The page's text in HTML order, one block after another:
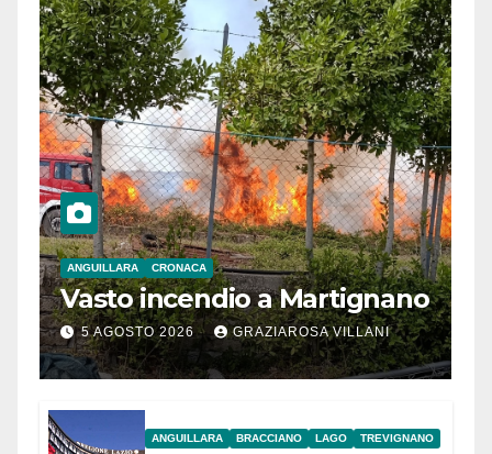
ANGUILLARA CRONACA
Vasto incendio a Martignano
5 AGOSTO 2026 GRAZIAROSA VILLANI
ANGUILLARA BRACCIANO LAGO TREVIGNANO